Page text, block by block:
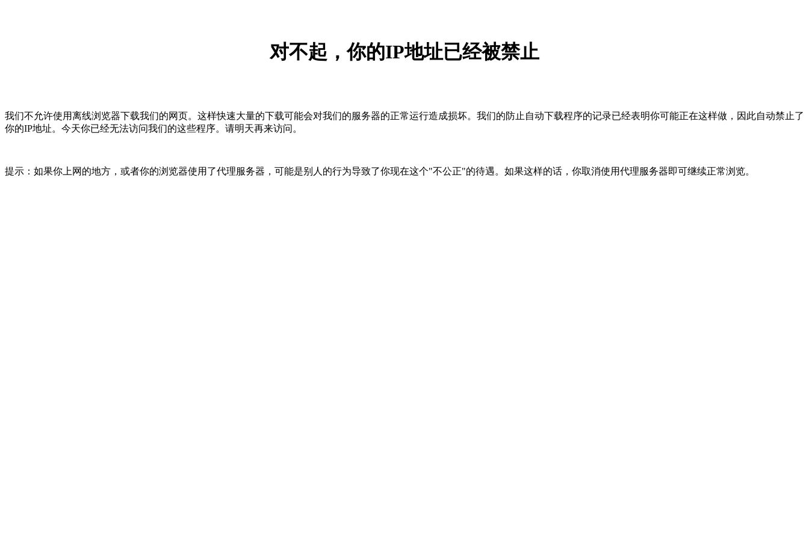
对不起，你的IP地址已经被禁止
我们不允许使用离线浏览器下载我们的网页。这样快速大量的下载可能会对我们的服务器的正常运行造成损坏。我们的防止自动下载程序的记录已经表明你可能正在这样做，因此自动禁止了
你的IP地址。今天你已经无法访问我们的这些程序。请明天再来访问。
提示：如果你上网的地方，或者你的浏览器使用了代理服务器，可能是别人的行为导致了你现在这个"不公正"的待遇。如果这样的话，你取消使用代理服务器即可继续正常浏览。